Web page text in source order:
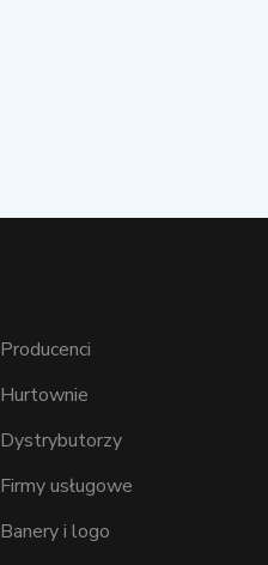
Producenci
Hurtownie
Dystrybutorzy
Firmy usługowe
Banery i logo